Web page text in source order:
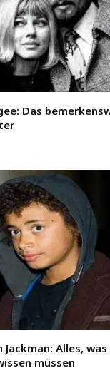
Das
Alles,
müssen